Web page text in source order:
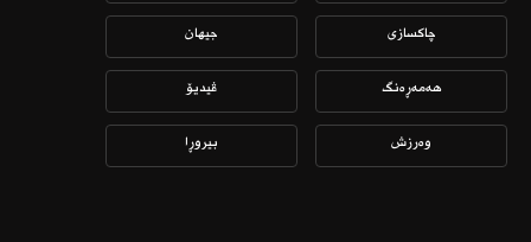
چاكسازی جیهان
هەمەڕەنگ ڤیدیۆ
وەرزش بیروڕا